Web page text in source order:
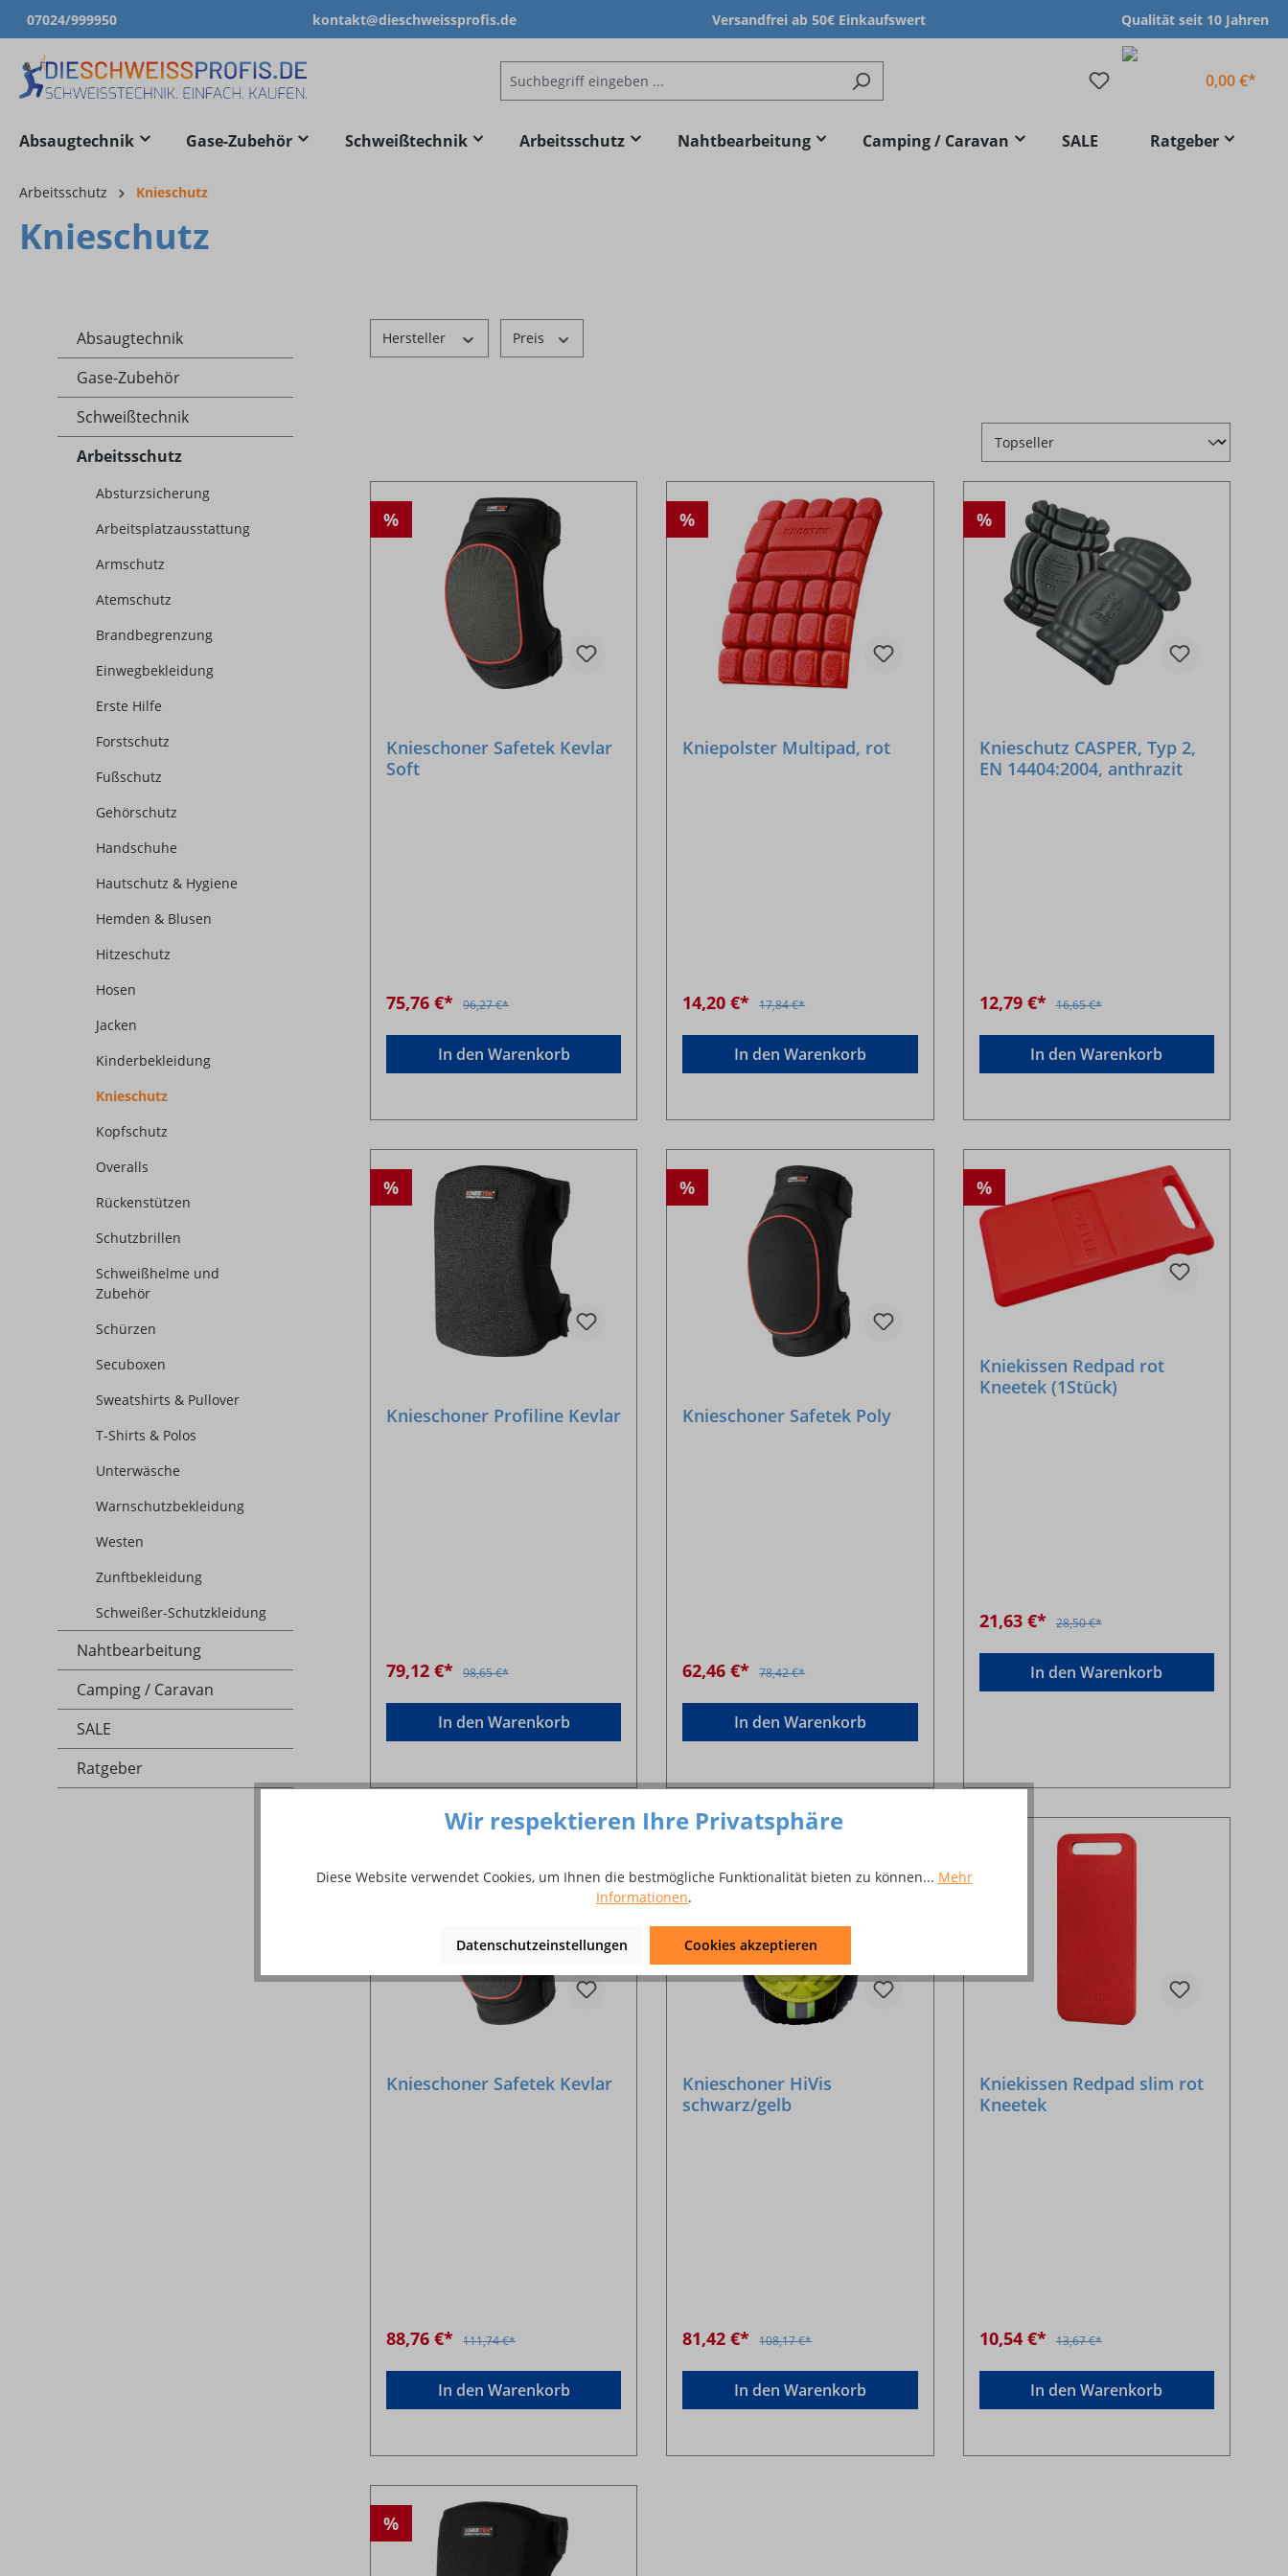
Zur Hauptnavigation springen
07024/999950 kontakt@dieschweissprofis.de Versandfrei ab 50€ Einkaufswert Qualität seit 10 Jahren
0,00 €*
Absaugtechnik Gase-Zubehör Schweißtechnik Arbeitsschutz Nahtbearbeitung Camping / Caravan SALE Ratgeber
Arbeitsschutz Knieschutz
Knieschutz
Absaugtechnik
Gase-Zubehör
Schweißtechnik
Arbeitsschutz
Absturzsicherung
Arbeitsplatzausstattung
Armschutz
Atemschutz
Brandbegrenzung
Einwegbekleidung
Erste Hilfe
Forstschutz
Fußschutz
Gehörschutz
Handschuhe
Hautschutz & Hygiene
Hemden & Blusen
Hitzeschutz
Hosen
Jacken
Kinderbekleidung
Knieschutz
Kopfschutz
Overalls
Rückenstützen
Schutzbrillen
Schweißhelme und
Zubehör
Schürzen
Secuboxen
Sweatshirts & Pullover
T-Shirts & Polos
Unterwäsche
Warnschutzbekleidung
Westen
Zunftbekleidung
Schweißer-Schutzkleidung
Nahtbearbeitung
Camping / Caravan
SALE
Ratgeber
Hersteller Preis
%
Knieschoner Safetek Kevlar
Soft
75,76 €* 96,27 €*
In den Warenkorb
%
Kniepolster Multipad, rot
14,20 €* 17,84 €*
In den Warenkorb
%
Knieschutz CASPER, Typ 2,
EN 14404:2004, anthrazit
12,79 €* 16,65 €*
In den Warenkorb
%
Knieschoner Profiline Kevlar
79,12 €* 98,65 €*
In den Warenkorb
%
Knieschoner Safetek Poly
62,46 €* 78,42 €*
In den Warenkorb
%
Kniekissen Redpad rot
Kneetek (1Stück)
21,63 €* 28,50 €*
In den Warenkorb
Knieschoner Safetek Kevlar
88,76 €* 111,74 €*
In den Warenkorb
Knieschoner HiVis
schwarz/gelb
81,42 €* 108,17 €*
In den Warenkorb
Kniekissen Redpad slim rot
Kneetek
10,54 €* 13,67 €*
In den Warenkorb
%
Wir respektieren Ihre Privatsphäre
Diese Website verwendet Cookies, um Ihnen die bestmögliche Funktionalität bieten zu können... Mehr
Informationen.
Datenschutzeinstellungen Cookies akzeptieren